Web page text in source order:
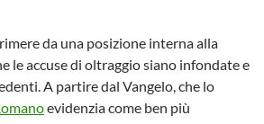
da una posizione interna alla
le accuse di oltraggio siano infondate e
A partire dal Vangelo, che lo
evidenzia come ben più